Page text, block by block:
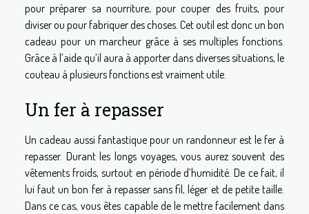
pour préparer sa nourriture, pour couper des fruits, pour
diviser ou pour fabriquer des choses. Cet outil est donc un bon
cadeau pour un marcheur grâce à ses multiples fonctions.
Grâce à l’aide qu’il aura à apporter dans diverses situations, le
couteau à plusieurs fonctions est vraiment utile.
Un fer à repasser
Un cadeau aussi fantastique pour un randonneur est le fer à
repasser. Durant les longs voyages, vous aurez souvent des
vêtements froids, surtout en période d’humidité. De ce fait, il
lui faut un bon fer à repasser sans fil, léger et de petite taille.
Dans ce cas, vous êtes capable de le mettre facilement dans